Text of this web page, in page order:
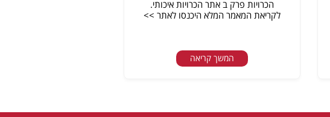
הכרויות פרק ב אתר הכרויות איכותי.
לקריאת המאמר המלא היכנסו לאתר >>
המשך קריאה